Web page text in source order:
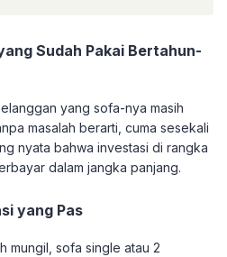
Sudah Pakai Bertahun-
yang sofa-nya masih
masalah berarti, cuma sesekali
nyata bahwa investasi di rangka
dalam jangka panjang.
yang Pas
mungil, sofa single atau 2